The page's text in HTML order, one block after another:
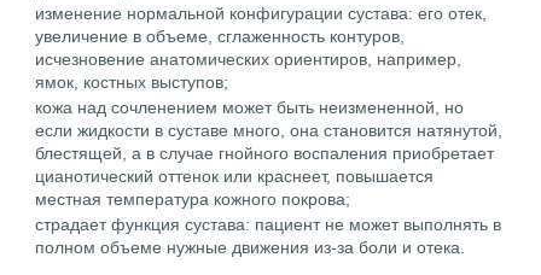
изменение нормальной конфигурации сустава: его отек,
увеличение в объеме, сглаженность контуров,
исчезновение анатомических ориентиров, например,
ямок, костных выступов;
кожа над сочленением может быть неизмененной, но
если жидкости в суставе много, она становится натянутой,
блестящей, а в случае гнойного воспаления приобретает
цианотический оттенок или краснеет, повышается
местная температура кожного покрова;
страдает функция сустава: пациент не может выполнять в
полном объеме нужные движения из-за боли и отека.